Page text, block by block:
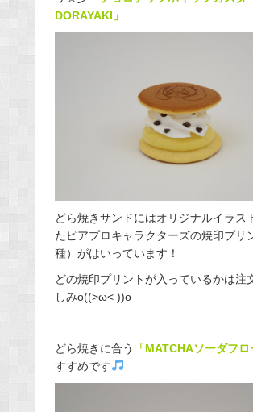
DORAYAKI」
どら焼きサンドにはオリジナルイラス
たピアプロキャラクターズの焼印プリ
種）がはいっています！
どの焼印プリントが入っているかは注
しみo((>ω< ))o
どら焼きに合う 「MATCHAソーダフロ
すすめです